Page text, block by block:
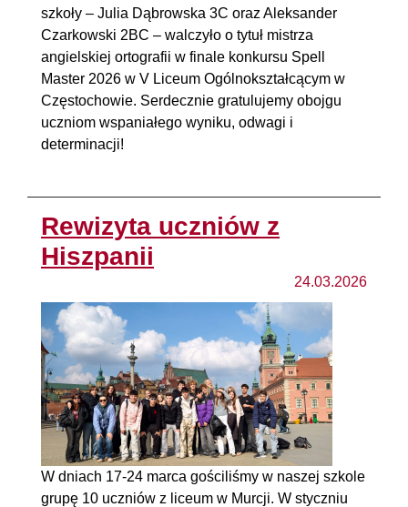
szkoły – Julia Dąbrowska 3C oraz Aleksander
Czarkowski 2BC – walczyło o tytuł mistrza
angielskiej ortografii w finale konkursu Spell
Master 2026 w V Liceum Ogólnokształcącym w
Częstochowie. Serdecznie gratulujemy obojgu
uczniom wspaniałego wyniku, odwagi i
determinacji!
Rewizyta uczniów z
Hiszpanii
24.03.2026
W dniach 17-24 marca gościliśmy w naszej szkole
grupę 10 uczniów z liceum w Murcji. W styczniu